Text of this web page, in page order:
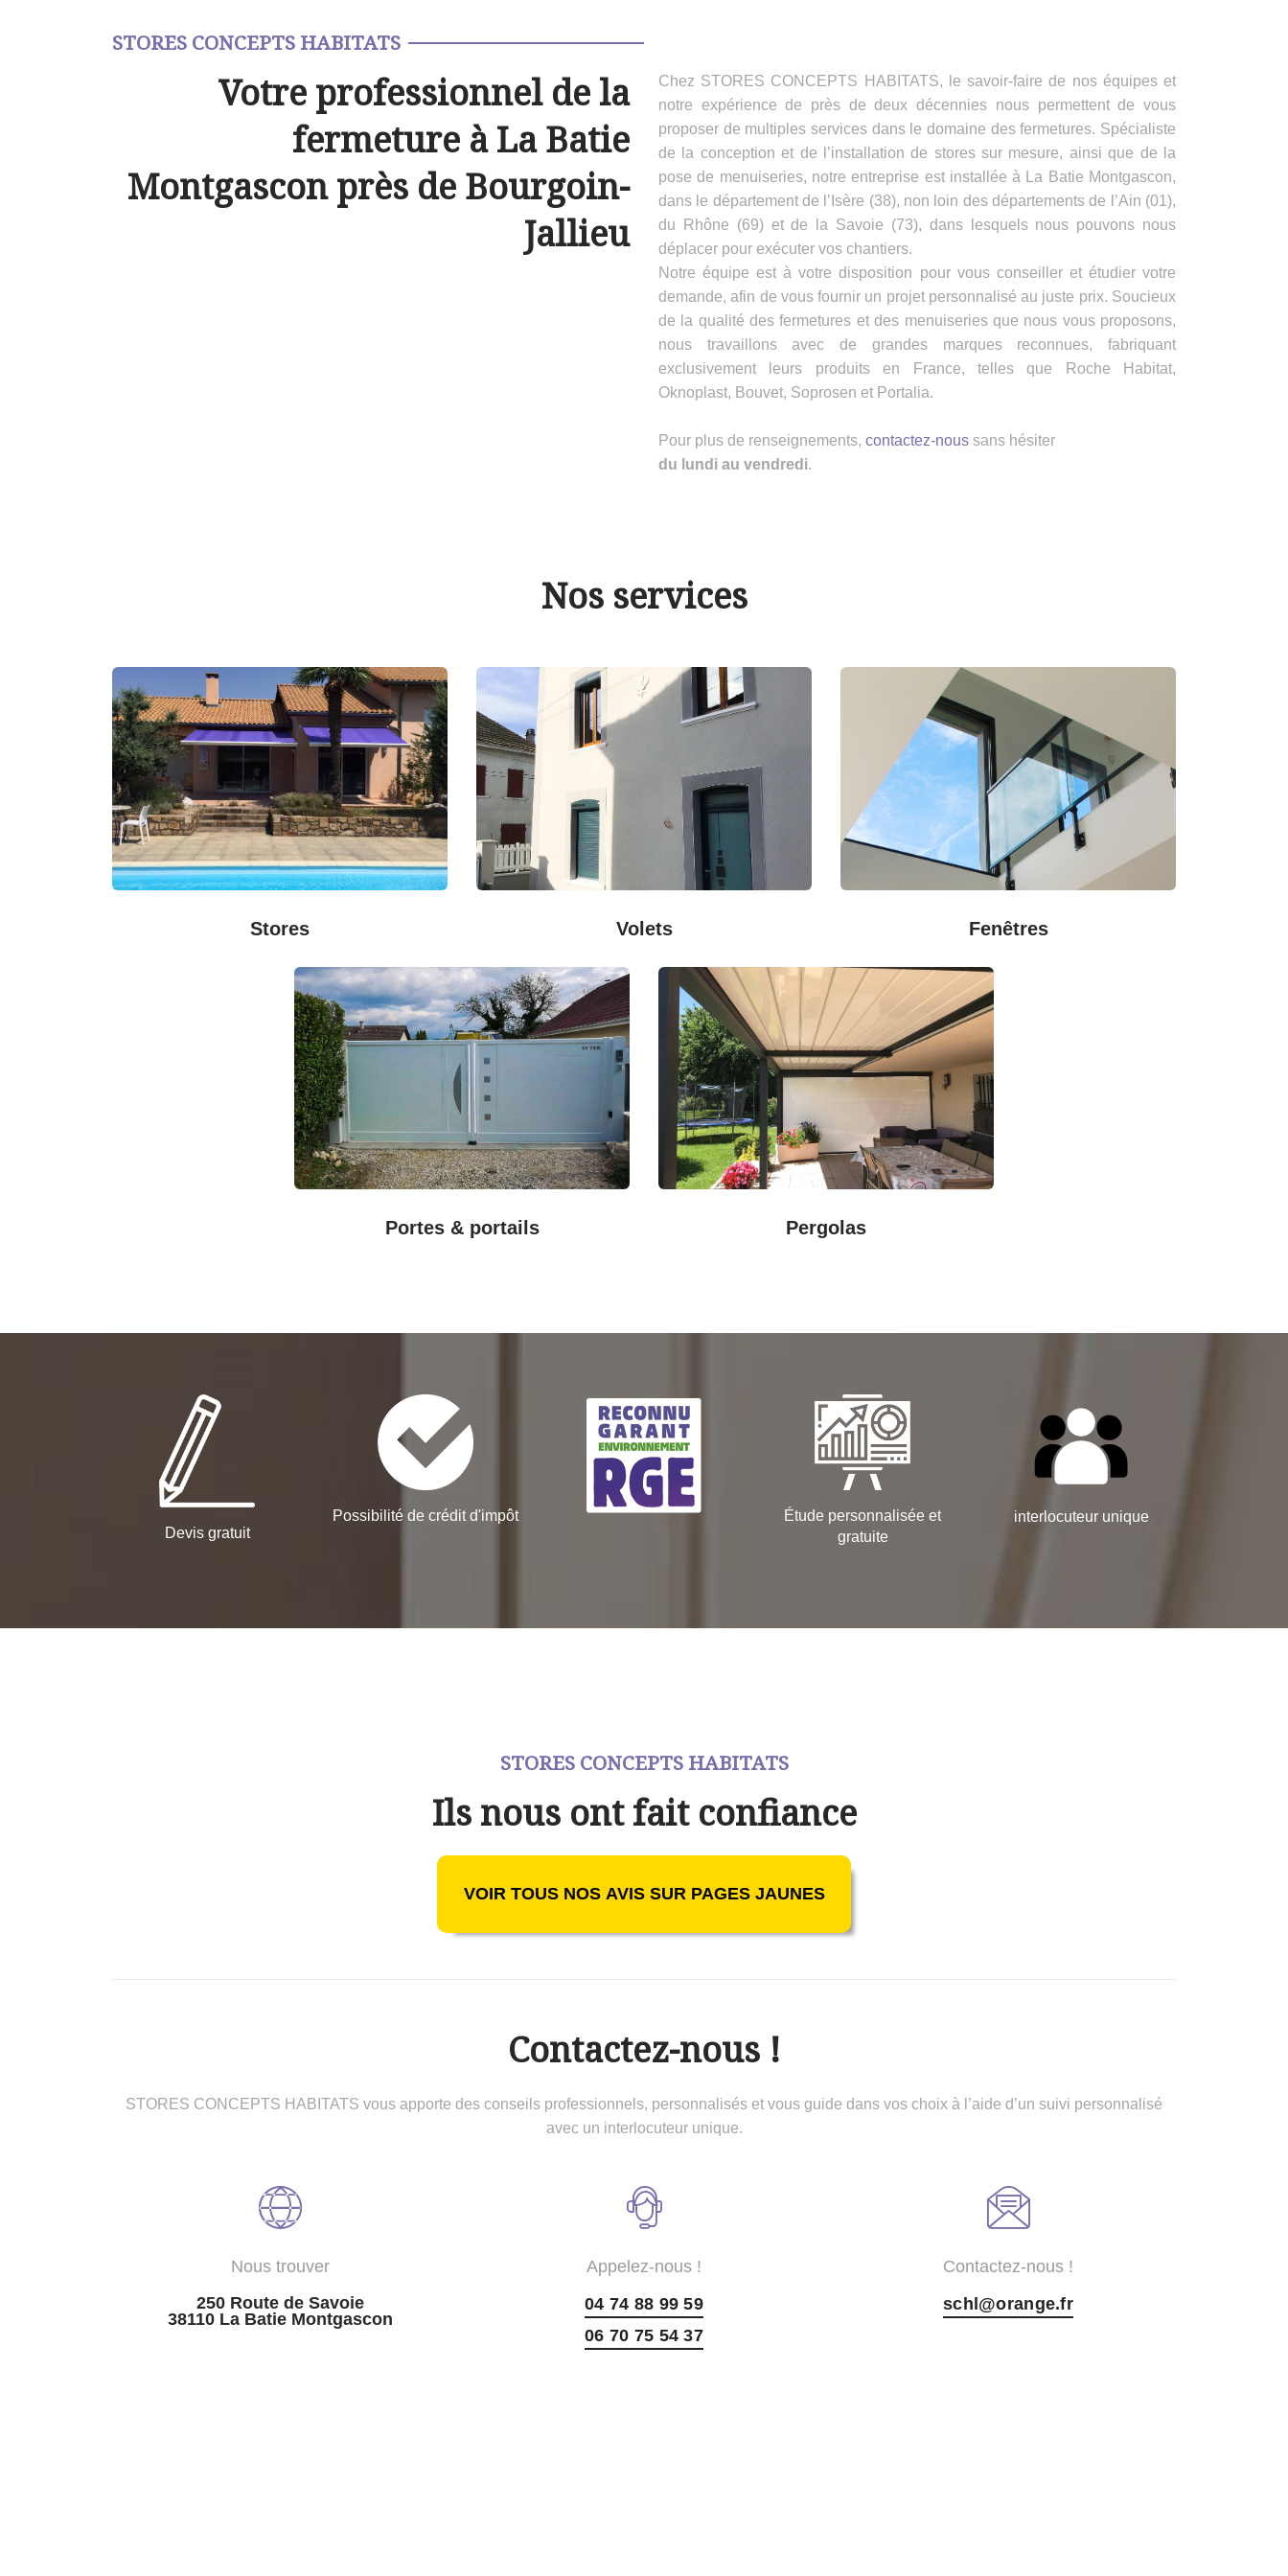
STORES CONCEPTS HABITATS
Votre professionnel de la
fermeture à La Batie
Montgascon près de Bourgoin-
Jallieu
Chez STORES CONCEPTS HABITATS, le savoir-faire de nos équipes et
notre expérience de près de deux décennies nous permettent de vous
proposer de multiples services dans le domaine des fermetures. Spécialiste
de la conception et de l’installation de stores sur mesure, ainsi que de la
pose de menuiseries, notre entreprise est installée à La Batie Montgascon,
dans le département de l’Isère (38), non loin des départements de l’Ain (01),
du Rhône (69) et de la Savoie (73), dans lesquels nous pouvons nous
déplacer pour exécuter vos chantiers.
Notre équipe est à votre disposition pour vous conseiller et étudier votre
demande, afin de vous fournir un projet personnalisé au juste prix. Soucieux
de la qualité des fermetures et des menuiseries que nous vous proposons,
nous travaillons avec de grandes marques reconnues, fabriquant
exclusivement leurs produits en France, telles que Roche Habitat,
Oknoplast, Bouvet, Soprosen et Portalia.
Pour plus de renseignements, contactez-nous sans hésiter
du lundi au vendredi.
Nos services
Stores Volets Fenêtres
Portes & portails Pergolas
Devis gratuit
Possibilité de crédit d'impôt
Étude personnalisée et
gratuite
interlocuteur unique
STORES CONCEPTS HABITATS
Ils nous ont fait confiance
VOIR TOUS NOS AVIS SUR PAGES JAUNES
Contactez-nous !
STORES CONCEPTS HABITATS vous apporte des conseils professionnels, personnalisés et vous guide dans vos choix à l’aide d’un suivi personnalisé
avec un interlocuteur unique.
Nous trouver
250 Route de Savoie
38110 La Batie Montgascon
Appelez-nous !
04 74 88 99 59
06 70 75 54 37
Contactez-nous !
schl@orange.fr